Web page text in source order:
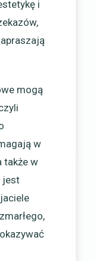
i
mogą
w
także w
jest